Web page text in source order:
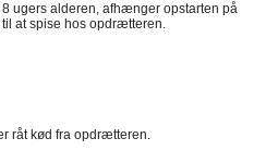
ugers alderen, afhænger opstarten på
til at spise hos opdrætteren.
råt kød fra opdrætteren.